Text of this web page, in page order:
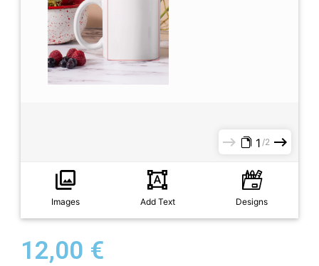
Images Add Text Designs
1 2
12,00 €